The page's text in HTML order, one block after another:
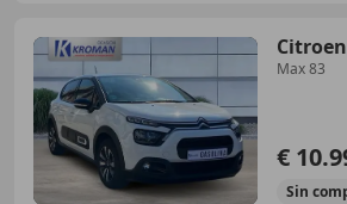
Max 83
€
Sin